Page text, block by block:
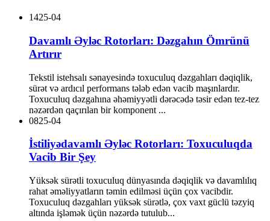
1425-04
Davamlı Əyləc Rotorları: Dəzgahın Ömrünü
Artırır
Tekstil istehsalı sənayesində toxuculuq dəzgahları dəqiqlik,
sürət və ardıcıl performans tələb edən vacib maşınlardır.
Toxuculuq dəzgahına əhəmiyyətli dərəcədə təsir edən tez-tez
nəzərdən qaçırılan bir komponent ...
0825-04
İstiliyədavamlı Əyləc Rotorları: Toxuculuqda
Vacib Bir Şey
Yüksək sürətli toxuculuq dünyasında dəqiqlik və davamlılıq
rahat əməliyyatların təmin edilməsi üçün çox vacibdir.
Toxuculuq dəzgahları yüksək sürətlə, çox vaxt güclü təzyiq
altında işləmək üçün nəzərdə tutulub...